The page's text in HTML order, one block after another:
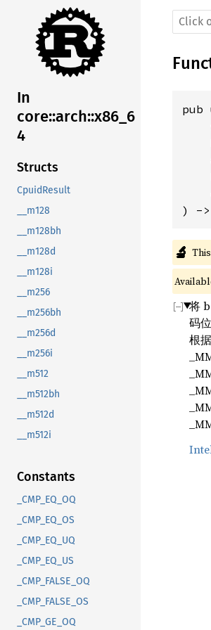
In
core::arch::x86_6
4
Structs
CpuidResult
__m128
__m128bh
__m128d
__m128i
__m256
__m256bh
__m256d
__m256i
__m512
__m512bh
__m512d
__m512i
Constants
_CMP_EQ_OQ
_CMP_EQ_OS
_CMP_EQ_UQ
_CMP_EQ_US
_CMP_FALSE_OQ
_CMP_FALSE_OS
_CMP_GE_OQ
pub
) ->
🔬
将
码
根